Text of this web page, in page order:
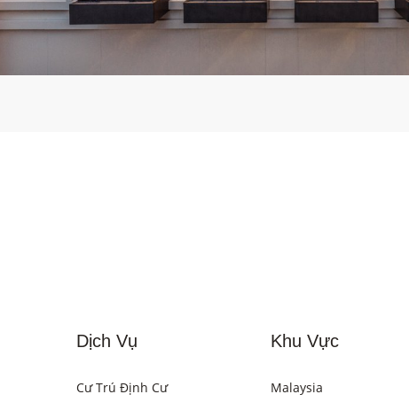
Dịch Vụ
Cư Trú Định Cư
Khu Vực
Malaysia